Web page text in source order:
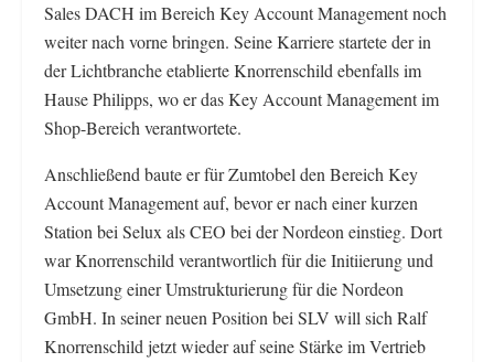
Sales DACH im Bereich Key Account Management noch
weiter nach vorne bringen. Seine Karriere startete der in
der Lichtbranche etablierte Knorrenschild ebenfalls im
Hause Philipps, wo er das Key Account Management im
Shop-Bereich verantwortete.
Anschließend baute er für Zumtobel den Bereich Key
Account Management auf, bevor er nach einer kurzen
Station bei Selux als CEO bei der Nordeon einstieg. Dort
war Knorrenschild verantwortlich für die Initiierung und
Umsetzung einer Umstrukturierung für die Nordeon
GmbH. In seiner neuen Position bei SLV will sich Ralf
Knorrenschild jetzt wieder auf seine Stärke im Vertrieb